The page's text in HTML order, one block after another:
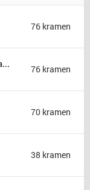
76 kramen
Week der Besten braderie en rommelmarkt (jaarmarkt) 76 kramen
70 kramen
38 kramen